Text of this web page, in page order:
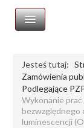
Zamówienia
Profil nabywcy
Platforma
Jesteś tutaj:
Zamówienia
Podlegające
Wykonanie
luminescencji